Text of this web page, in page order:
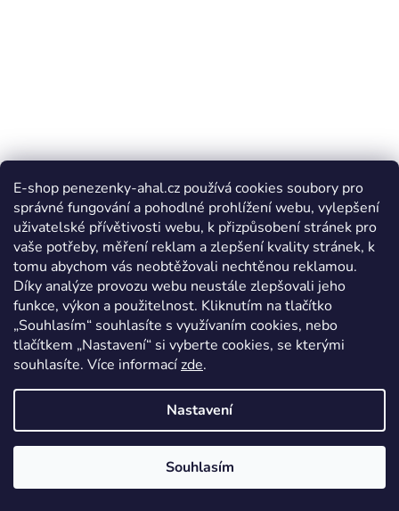
E-shop penezenky-ahal.cz používá cookies soubory pro
správné fungování a pohodlné prohlížení webu, vylepšení
uživatelské přívětivosti webu, k přizpůsobení stránek pro
vaše potřeby, měření reklam a zlepšení kvality stránek, k
tomu abychom vás neobtěžovali nechtěnou reklamou.
Díky analýze provozu webu neustále zlepšovali jeho
funkce, výkon a použitelnost. Kliknutím na tlačítko
„Souhlasím“ souhlasíte s využívaním cookies, nebo
tlačítkem „Nastavení“ si vyberte cookies, se kterými
souhlasíte. Více informacízde.
Nastavení
Souhlasím